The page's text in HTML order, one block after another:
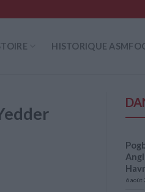
HISTORIQUE
6 août